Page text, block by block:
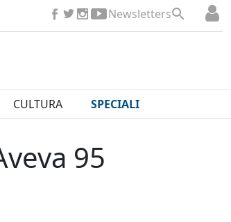
Newsletters
CULTURA SPECIALI
95